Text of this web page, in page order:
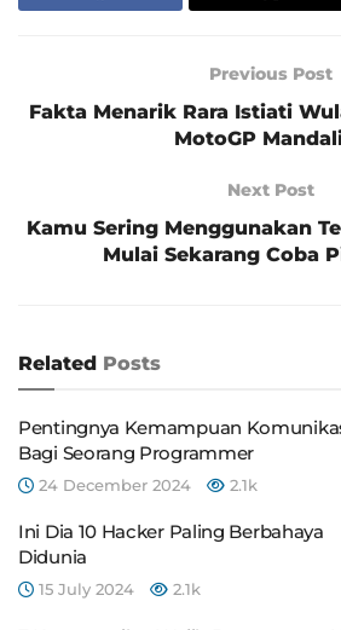
Previous Post
Fakta Menarik Rara Istiati
MotoGP
Next Post
Kamu Sering Menggunakan
Mulai Sekarang Coba
Related Posts
Pentingnya Kemampuan
Bagi Seorang Programmer
24 December 2024 2.1k
Ini Dia 10 Hacker Paling Berbahaya
Didunia
15 July 2024 2.1k